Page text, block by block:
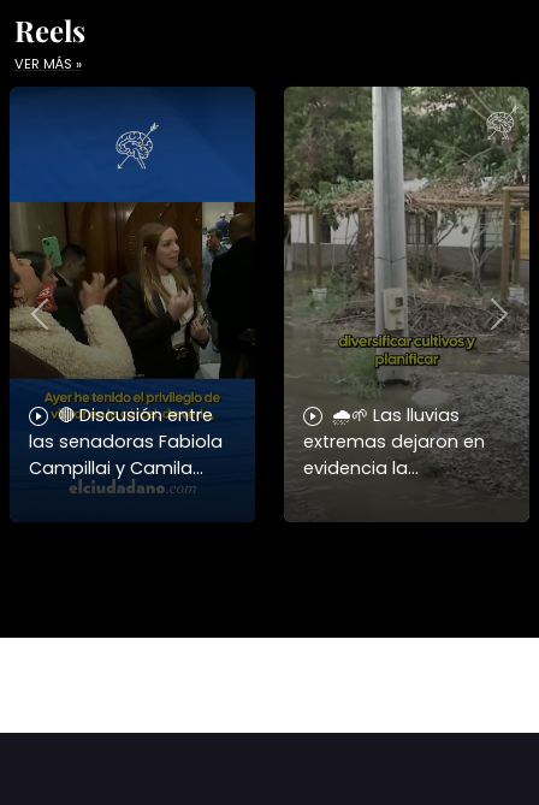
Reels
VER MÁS »
🔴 Discusión entre
las senadoras Fabiola
Campillai y Camila
Flores ➡️ Revisa esta y
otras noticias en
🌧️🌱 Las lluvias
extremas dejaron en
evidencia la
vulnerabilidad del
campo chileno.
Previous